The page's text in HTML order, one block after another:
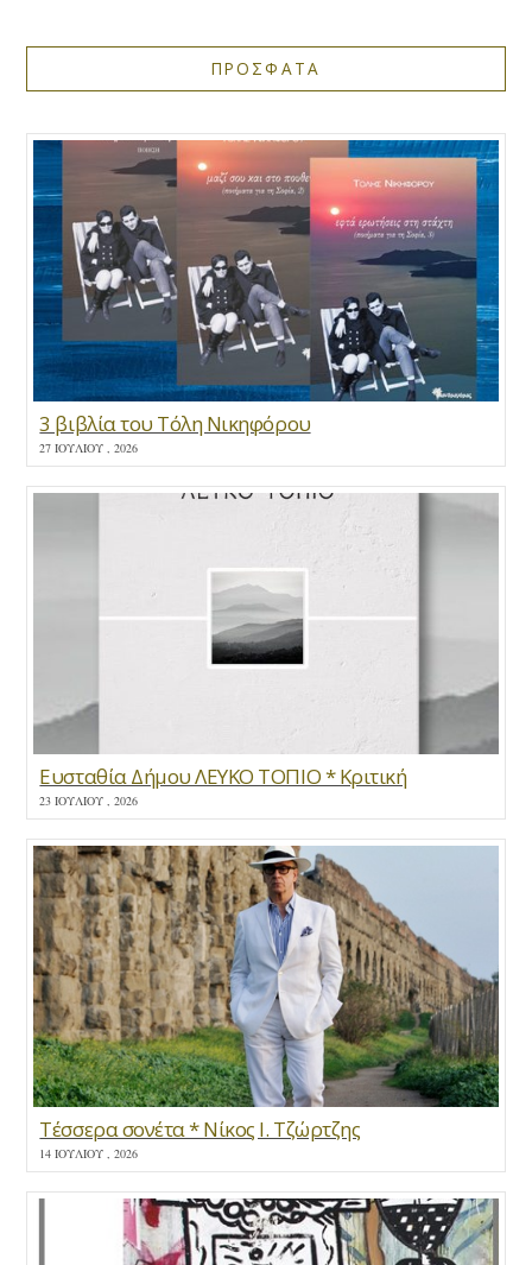
ΠΡΟΣΦΑΤΑ
3 βιβλία του Τόλη Νικηφόρου
27 ΙΟΥΛΊΟΥ , 2026
Ευσταθία Δήμου ΛΕΥΚΟ ΤΟΠΙΟ * Κριτική
23 ΙΟΥΛΊΟΥ , 2026
Τέσσερα σονέτα * Νίκος Ι. Τζώρτζης
14 ΙΟΥΛΊΟΥ , 2026